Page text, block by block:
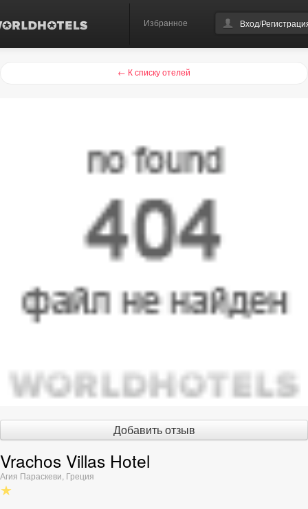
Избранное Вход/
← К списку отелей
Добавить отзыв
Vrachos Villas Hotel
Агия Параскеви Греция
★